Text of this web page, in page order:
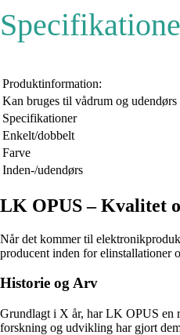
Produktinformation:
Kan bruges til vådrum og
Specifikationer
Enkelt/dobbelt
Farve
Inden-/udendørs
LK OPUS – Kvalitet
Når det kommer til
producent inden for elinstallationer
Historie og Arv
Grundlagt i X år, har LK OPUS en
forskning og udvikling har gjort